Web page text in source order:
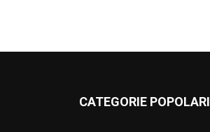
CATEGORIE POPOLARI